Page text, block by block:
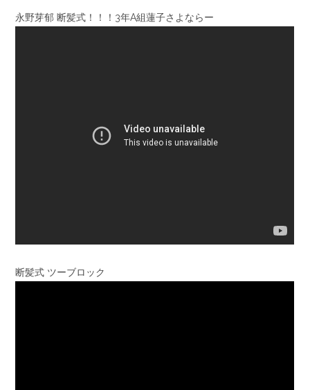
永野芽郁 断髪式！！！3年A組蓮子さよならー
断髪式 ツーブロック